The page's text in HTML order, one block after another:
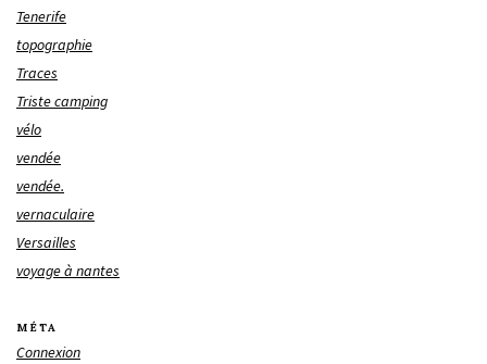
Tenerife
topographie
Traces
Triste camping
vélo
vendée
vendée.
vernaculaire
Versailles
voyage à nantes
MÉTA
Connexion